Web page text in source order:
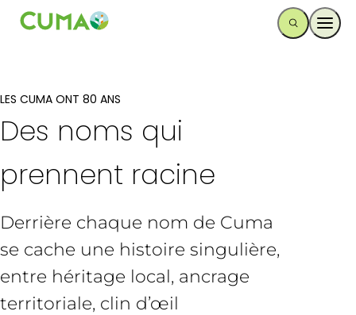
LES CUMA ONT 80 ANS
Des noms qui
prennent racine
Derrière chaque nom de Cuma
se cache une histoire singulière,
entre héritage local, ancrage
territoriale, clin d’œil